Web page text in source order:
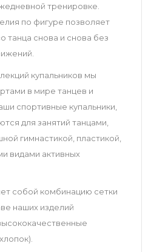
тренировке.
по фигуре позволяет
танца снова и снова без
купальников мы
в мире танцев и
спортивные купальники,
для занятий танцами,
гимнастикой, пластикой,
видами активных
собой комбинацию сетки
наших изделий